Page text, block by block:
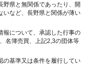
野県と無関係であったり、開
いなど、長野県と関係が薄い
報について、承認した行事の
名簿売買、上記2,3の団体等
の基準又は条件を履行してい